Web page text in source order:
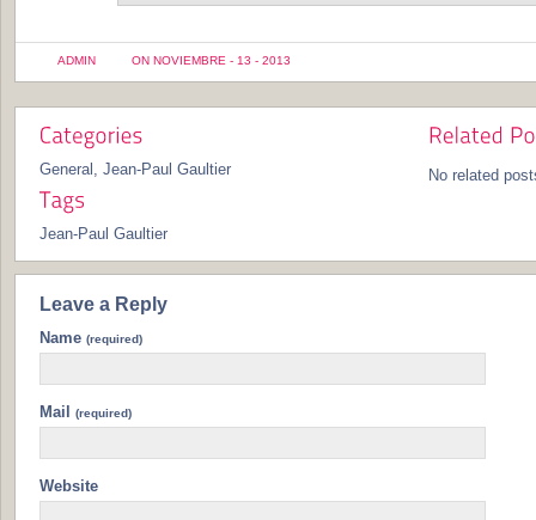
ADMIN ON NOVIEMBRE - 13 - 2013
General , Jean-Paul Gaultier
Jean-Paul Gaultier
No related
Leave a Reply
Name (required)
Mail (required)
Website